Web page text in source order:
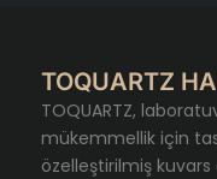
TOQUARTZ
TOQUARTZ,
mükemmellik için
özelleştirilmiş